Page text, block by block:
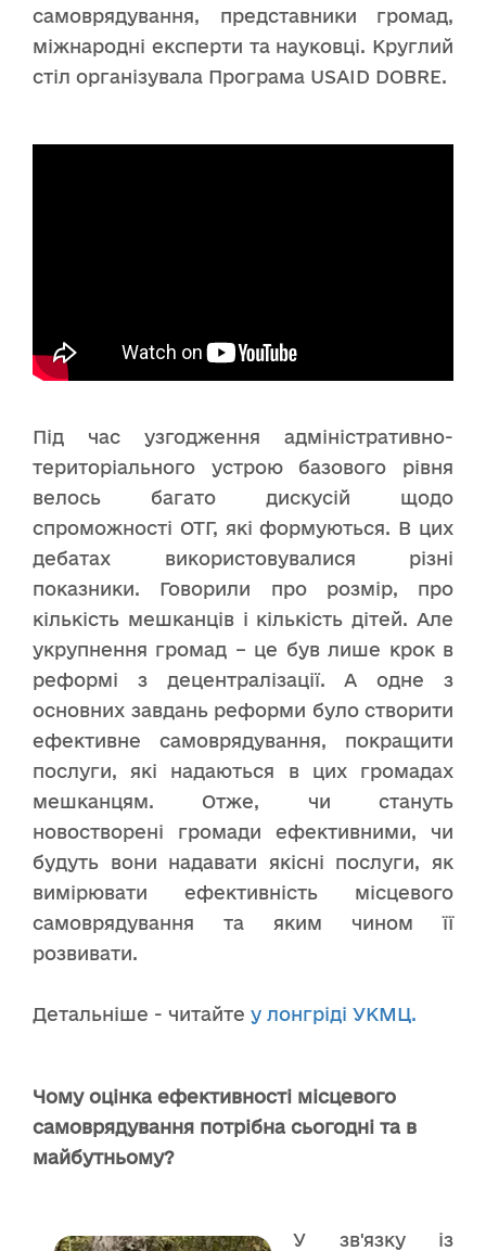
самоврядування, представники громад,
міжнародні експерти та науковці. Круглий
стіл організувала Програма USAID DOBRE.
Під час узгодження адміністративно-
територіального устрою базового рівня
велось багато дискусій щодо
спроможності ОТГ, які формуються. В цих
дебатах використовувалися різні
показники. Говорили про розмір, про
кількість мешканців і кількість дітей. Але
укрупнення громад – це був лише крок в
реформі з децентралізації. А одне з
основних завдань реформи було створити
ефективне самоврядування, покращити
послуги, які надаються в цих громадах
мешканцям. Отже, чи стануть
новостворені громади ефективними, чи
будуть вони надавати якісні послуги, як
вимірювати ефективність місцевого
самоврядування та яким чином її
розвивати.
Детальніше - читайте у лонгріді УКМЦ.
Чому оцінка ефективності місцевого
самоврядування потрібна сьогодні та в
майбутньому?
У зв'язку із